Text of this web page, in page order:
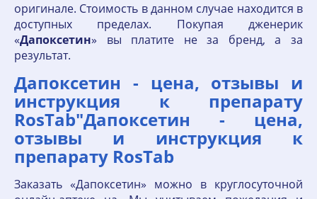
оригинале. Стоимость в данном случае находится в
доступных пределах. Покупая дженерик
«Дапоксетин» вы платите не за бренд, а за
результат.
Дапоксетин - цена, отзывы и
инструкция к препарату
RosTab"Дапоксетин - цена,
отзывы и инструкция к
препарату RosTab
Заказать «Дапоксетин» можно в круглосуточной